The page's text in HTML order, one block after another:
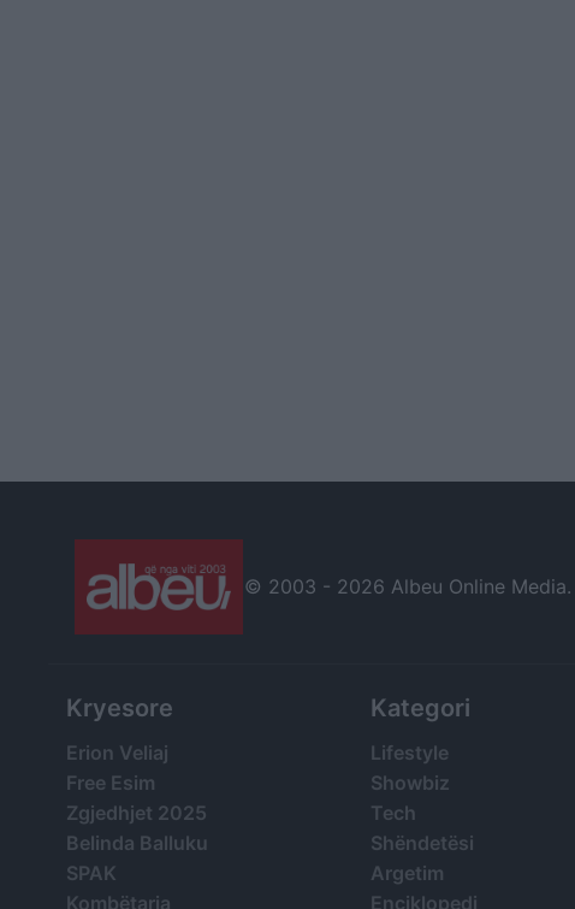
© 2003 - 2026 Albeu Online
Kryesore
Erion Veliaj
Free Esim
Zgjedhjet 2025
Belinda Balluku
SPAK
Kombëtarja
Kategori
Lifestyle
Showbiz
Tech
Shëndetësi
Argetim
Enciklopedi